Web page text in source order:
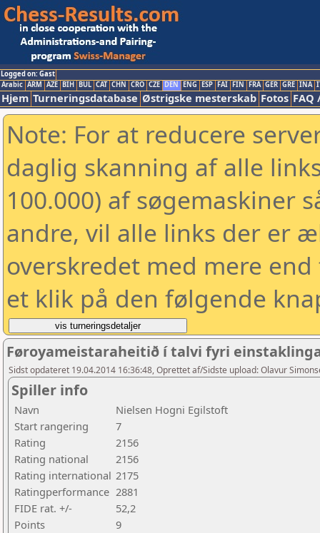
Logged on: Gast
Arabic ARM AZE BIH BUL CAT CHN CRO CZE DEN ENG ESP FAI FIN FRA GER GRE INA
Hjem Turneringsdatabase Østrigske mesterskab Fotos FAQ
Note: For at reducere
daglig skanning af alle
100.000) af søgemaskiner
andre, vil alle links der er
overskredet med mere
et klik på den følgende
Føroyameistaraheitið í talvi fyri
Sidst opdateret 19.04.2014 16:36:48, Oprettet af/Sidste upload: Olavur
Spiller info
Navn
Nielsen Hogni Egilstoft
Start rangering
7
Rating
2156
Rating national
2156
Rating international 2175
Ratingperformance 2881
FIDE rat. +/-
52,2
Points
9